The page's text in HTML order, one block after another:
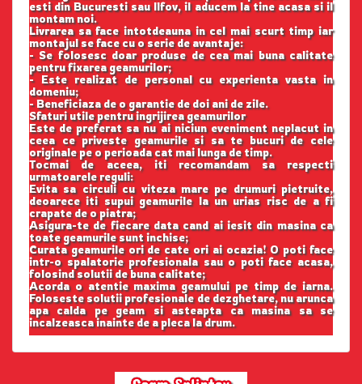
esti din Bucuresti sau Ilfov, il aducem la tine acasa si il
montam noi.
Livrarea sa face intotdeauna in cel mai scurt timp iar
montajul se face cu o serie de avantaje:
- Se folosesc doar produse de cea mai buna calitate
pentru fixarea geamurilor;
- Este realizat de personal cu experienta vasta in
domeniu;
- Beneficiaza de o garantie de doi ani de zile.
Sfaturi utile pentru ingrijirea geamurilor
Este de preferat sa nu ai niciun eveniment neplacut in
ceea ce priveste geamurile si sa te bucuri de cele
originale pe o perioada cat mai lunga de timp.
Tocmai de aceea, iti recomandam sa respecti
urmatoarele reguli:
Evita sa circuli cu viteza mare pe drumuri pietruite,
deoarece iti supui geamurile la un urias risc de a fi
crapate de o piatra;
Asigura-te de fiecare data cand ai iesit din masina ca
toate geamurile sunt inchise;
Curata geamurile ori de cate ori ai ocazia! O poti face
intr-o spalatorie profesionala sau o poti face acasa,
folosind solutii de buna calitate;
Acorda o atentie maxima geamului pe timp de iarna.
Foloseste solutii profesionale de dezghetare, nu arunca
apa calda pe geam si asteapta ca masina sa se
incalzeasca inainte de a pleca la drum.